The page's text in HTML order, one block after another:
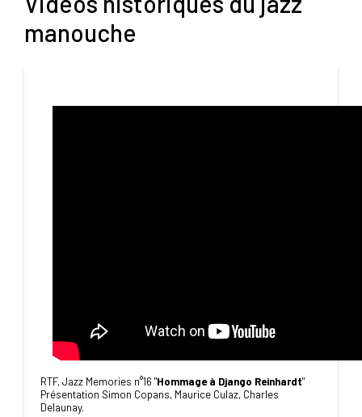
manouche
RTF, Jazz Memories n°16 "Hommage à Django Reinhardt"
Présentation Simon Copans, Maurice Culaz, Charles
Delaunay.